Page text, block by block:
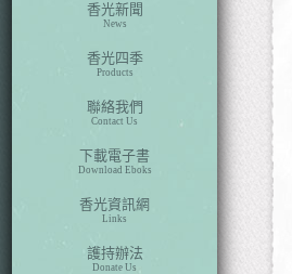
香光新聞
News
香光四季
Products
聯絡我們
Contact Us
下載電子書
Download Eboks
香光資訊網
Links
護持辦法
Donate Us